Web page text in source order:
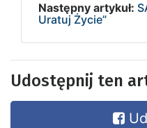
Następny artykuł:
Uratuj Życie”
Udostępnij ten